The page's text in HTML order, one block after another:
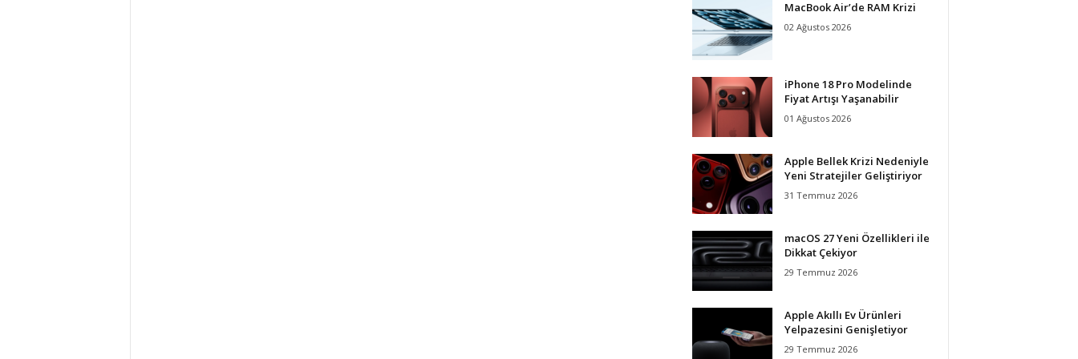
MacBook Air’de RAM Krizi
02 Ağustos 2026
iPhone 18 Pro Modelinde
Fiyat Artışı Yaşanabilir
01 Ağustos 2026
Apple Bellek Krizi Nedeniyle
Yeni Stratejiler Geliştiriyor
31 Temmuz 2026
macOS 27 Yeni Özellikleri ile
Dikkat Çekiyor
29 Temmuz 2026
Apple Akıllı Ev Ürünleri
Yelpazesini Genişletiyor
29 Temmuz 2026